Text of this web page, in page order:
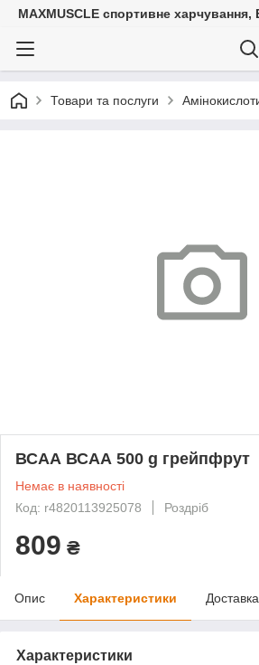
MAXMUSCLE спортивне
Товари та послуги
ВСАА ВСАА 500 g грейпфрут
Немає в наявності
Код: r4820113925078
Роздріб
809 ₴
Опис Характеристики Доставка
Характеристики